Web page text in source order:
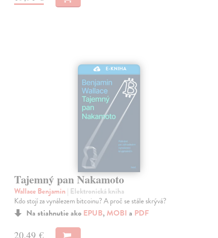
E-KNIHA
Tajemný pan Nakamoto
Wallace Benjamin | Elektronická kniha
Kdo stojí za vynálezem bitcoinu? A proč se stále skrývá?
Na stiahnutie ako EPUB, MOBI a PDF
20,49 €